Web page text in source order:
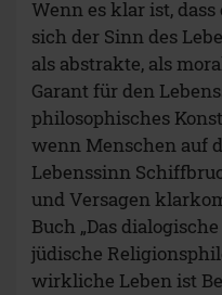
Wenn es klar ist,
sich der Sinn des
als abstrakte, als
Garant für den
philosophisches
wenn Menschen auf
Lebenssinn
und Versagen
Buch „Das
jüdische
wirkliche Leben ist